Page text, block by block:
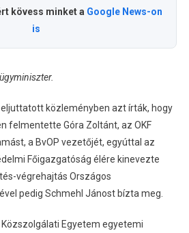
kövess minket a Google News-on
is
közleményben azt írták, hogy
felmentette Góra Zoltánt, az OKF
a BvOP vezetőjét, egyúttal az
Főigazgatóság élére kinevezte
végrehajtás Országos
pedig Schmehl Jánost bízta meg.
Egyetem egyetemi